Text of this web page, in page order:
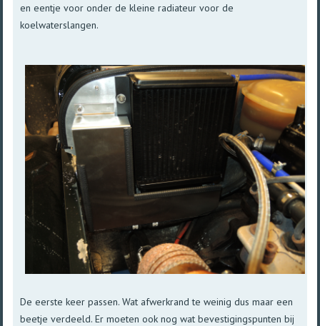
en eentje voor onder de kleine radiateur voor de
koelwaterslangen.
De eerste keer passen. Wat afwerkrand te weinig dus maar een
beetje verdeeld. Er moeten ook nog wat bevestigingspunten bij